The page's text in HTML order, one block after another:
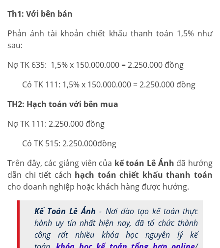
Th1: Với bên bán
Phản ánh tài khoản chiết khấu thanh toán 1,5% như
sau:
Nợ TK 635: 1,5% x 150.000.000 = 2.250.000 đồng
Có TK 111: 1,5% x 150.000.000 = 2.250.000 đồng
TH2: Hạch toán với bên mua
Nợ TK 111: 2.250.000 đồng
Có TK 515: 2.250.000đồng
Trên đây, các giảng viên của kế toán Lê Ánh đã hướng
dẫn chi tiết cách hạch toán chiết khấu thanh toán
cho doanh nghiệp hoặc khách hàng được hưởng.
Kế Toán Lê Ánh - Nơi đào tạo kế toán thực
hành uy tín nhất hiện nay, đã tổ chức thành
công rất nhiều khóa học nguyên lý kế